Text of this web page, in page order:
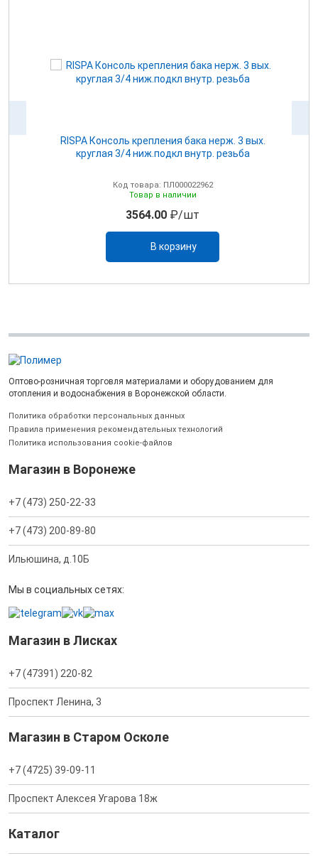
RISPA Консоль крепления бака нерж. 3 вых.
круглая 3/4 ниж.подкл внутр. резьба
Код товара: ПЛ000022962
Товар в наличии
3564.00 ₽/шт
В корзину
Оптово-розничная торговля материалами и оборудованием для
отопления и водоснабжения в Воронежской области.
Политика обработки персональных данных
Правила применения рекомендательных технологий
Политика использования cookie-файлов
Магазин в Воронеже
+7 (473) 250-22-33
+7 (473) 200-89-80
Ильюшина, д.10Б
Мы в социальных сетях:
Магазин в Лисках
+7 (47391) 220-82
Проспект Ленина, 3
Магазин в Старом Осколе
+7 (4725) 39-09-11
Проспект Алексея Угарова 18ж
Каталог